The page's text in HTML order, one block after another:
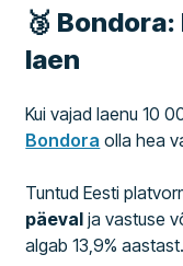
🥉
laen
Kui vajad laenu 10
Bondora olla hea
Tuntud Eesti
päeval ja vastuse
algab 13,9% aastast.